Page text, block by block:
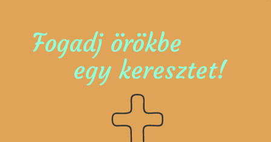
Fogadj örökbe
egy keresztet!